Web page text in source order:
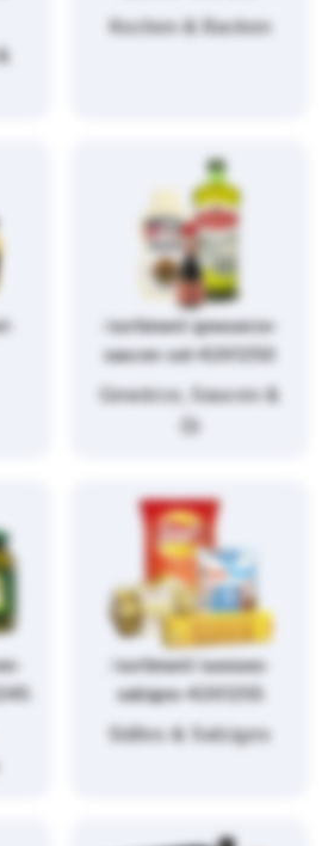
Kochen & Backen
/sortiment/gewuerze-
saucen-oel-4261250
Gewürze, Saucen &
Öl
/sortiment/suesses-
salziges-4261255
Süßes & Salziges